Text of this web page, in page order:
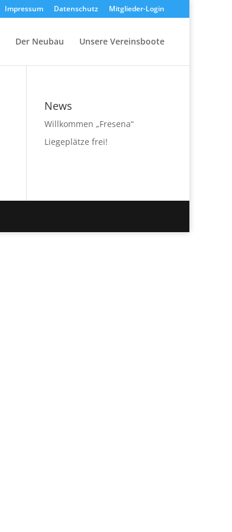
Impressum Datenschutz Mitglieder-Login
Der Neubau Unsere Vereinsboote
News
Willkommen „Fresena“
Liegeplätze frei!